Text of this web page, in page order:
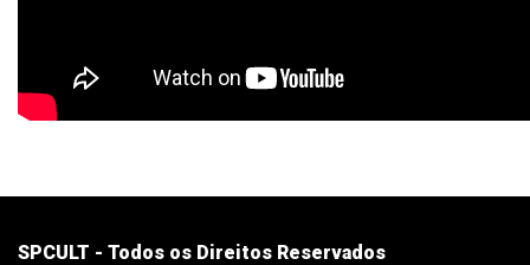
SPCULT - Todos os Direitos Reservados